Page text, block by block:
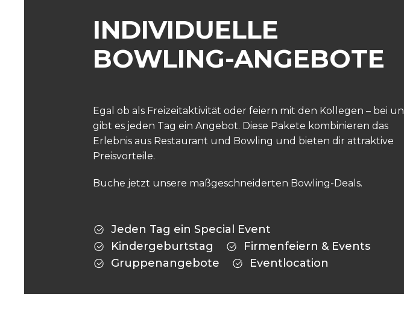
INDIVIDUELLE
BOWLING-ANGEBOTE
Egal ob als Freizeitaktivität oder feiern mit den Kollegen – bei
gibt es jeden Tag ein Angebot. Diese Pakete kombinieren das
Erlebnis aus Restaurant und Bowling und bieten dir attraktive
Preisvorteile.
Buche jetzt unsere maßgeschneiderten Bowling-Deals.
Jeden Tag ein Special Event
Kindergeburtstag
Firmenfeiern & Events
Gruppenangebote
Eventlocation